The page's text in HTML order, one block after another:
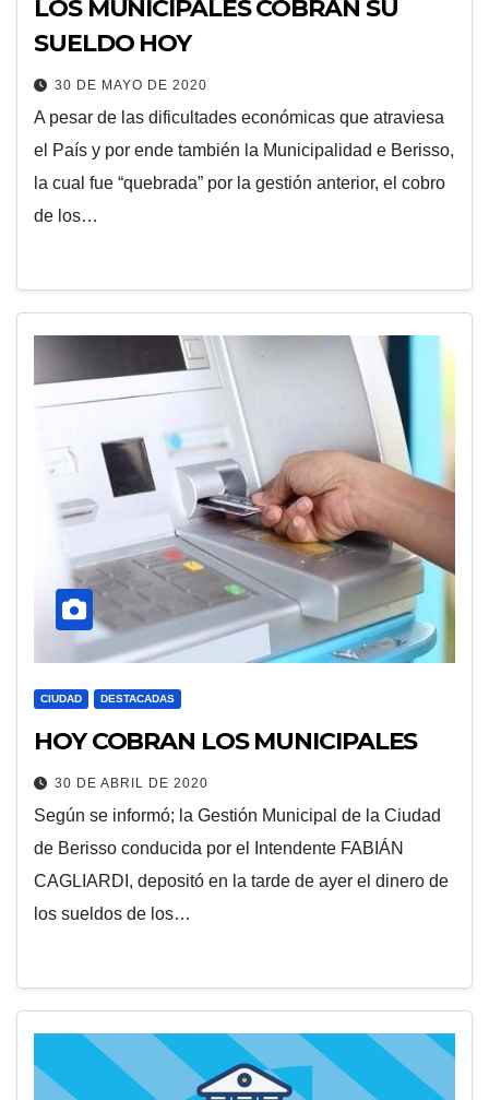
LOS MUNICIPALES COBRAN SU
SUELDO HOY
30 DE MAYO DE 2020
A pesar de las dificultades económicas que atraviesa
el País y por ende también la Municipalidad e Berisso,
la cual fue “quebrada” por la gestión anterior, el cobro
de los…
CIUDAD DESTACADAS
HOY COBRAN LOS MUNICIPALES
30 DE ABRIL DE 2020
Según se informó; la Gestión Municipal de la Ciudad
de Berisso conducida por el Intendente FABIÁN
CAGLIARDI, depositó en la tarde de ayer el dinero de
los sueldos de los…